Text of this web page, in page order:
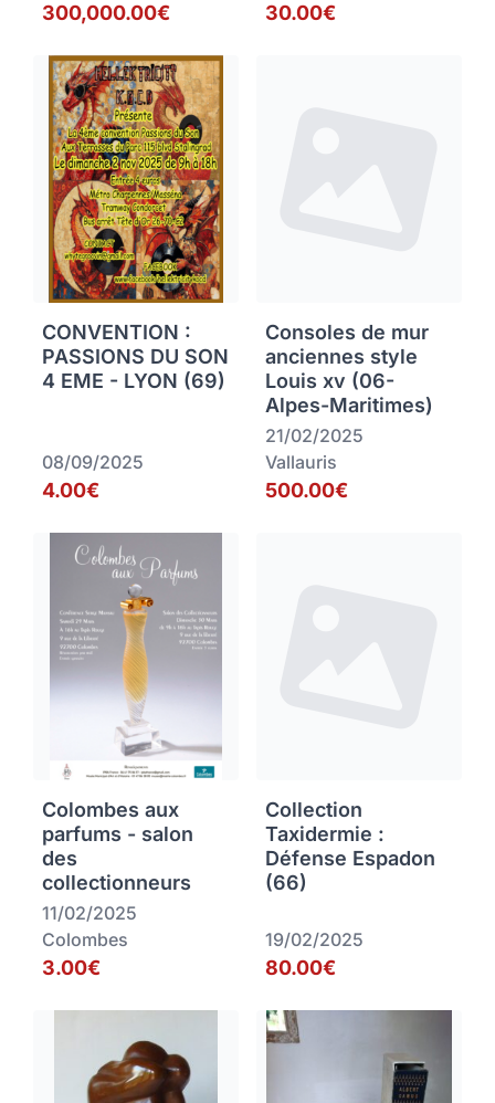
300,000.00€ 30.00€
CONVENTION :
PASSIONS DU SON
4 EME - LYON (69)
08/09/2025
4.00€
Consoles de mur
anciennes style
Louis xv (06-
Alpes-Maritimes)
21/02/2025
Vallauris
500.00€
Colombes aux
parfums - salon
des
collectionneurs
11/02/2025
Colombes
3.00€
Collection
Taxidermie :
Défense Espadon
(66)
19/02/2025
80.00€